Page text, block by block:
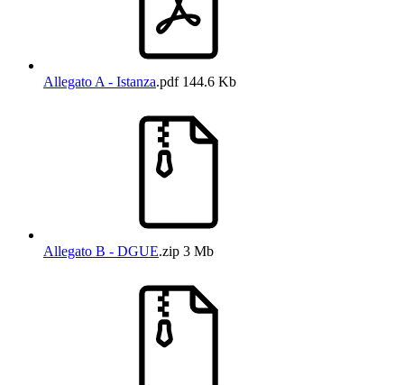
Allegato A - Istanza.pdf144.6 Kb
Allegato B - DGUE.zip 3 Mb